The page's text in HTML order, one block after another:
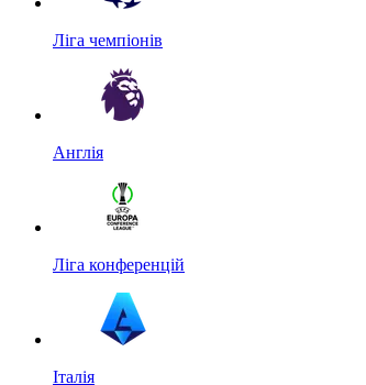
Ліга чемпіонів
Англія
Ліга конференцій
Італія